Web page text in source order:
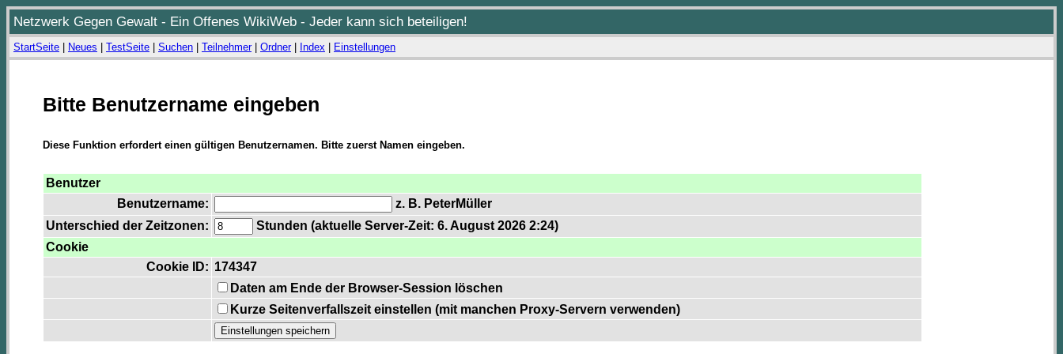
Netzwerk Gegen Gewalt - Ein Offenes WikiWeb - Jeder kann sich beteiligen!
StartSeite Neues TestSeite Suchen Teilnehmer| Ordner| Index Einstellungen
Bitte Benutzername eingeben
Diese Funktion erfordert einen gültigen Benutzernamen. Bitte zuerst Namen eingeben.
Benutzer
Benutzername:
z. B. PeterMüller
Unterschied der Zeitzonen:
Stunden (aktuelle Server-Zeit: 6. August 2026 2:24)
Cookie
Cookie ID: 174347
Daten am Ende der Browser-Session löschen
Kurze Seitenverfallszeit einstellen (mit manchen Proxy-Servern verwenden)